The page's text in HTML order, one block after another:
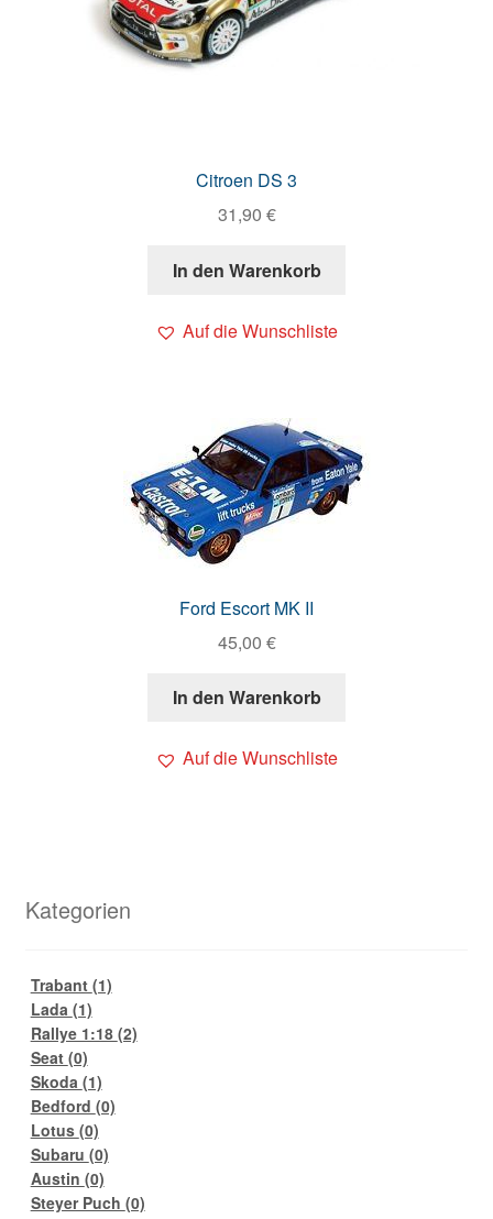
Citroen DS 3
31,90 €
In den Warenkorb
Auf die Wunschliste
Ford Escort MK II
45,00 €
In den Warenkorb
Auf die Wunschliste
Kategorien
Trabant (1)
Lada (1)
Rallye 1:18 (2)
Seat (0)
Skoda (1)
Bedford (0)
Lotus (0)
Subaru (0)
Austin (0)
Steyer Puch (0)